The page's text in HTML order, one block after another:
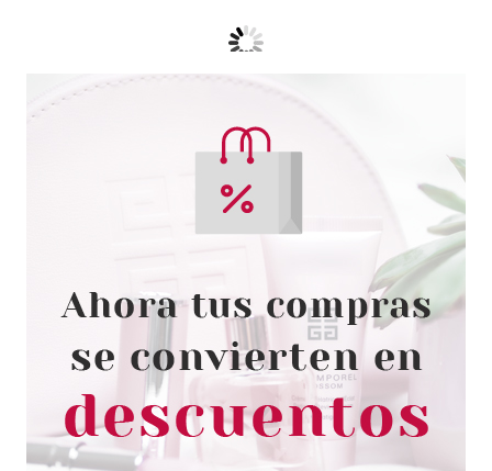
ESSENCE
ESSENCE HARLEY QUINN
ILUMINADOR EN BARRA 28 G
Pvr 6.99€
-13%
desde
6.05€